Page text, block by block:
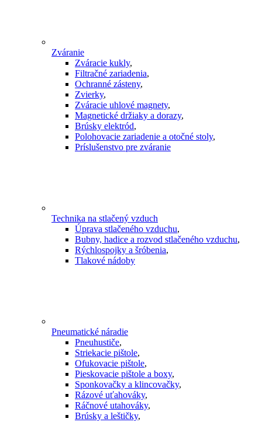
Zváranie
Zváracie kukly,
Filtračné zariadenia,
Ochranné zásteny,
Zvierky,
Zváracie uhlové magnety,
Magnetické držiaky a dorazy,
Brúsky elektród,
Polohovacie zariadenie a otočné stoly,
Príslušenstvo pre zváranie
Technika na stlačený vzduch
Úprava stlačeného vzduchu,
Bubny, hadice a rozvod stlačeného vzduchu,
Rýchlospojky a šróbenia,
Tlakové nádoby
Pneumatické náradie
Pneuhustiče,
Striekacie pištole,
Ofukovacie pištole,
Pieskovacie pištole a boxy,
Sponkovačky a klincovačky,
Rázové uťahováky,
Ráčnové utahováky,
Brúsky a leštičky,